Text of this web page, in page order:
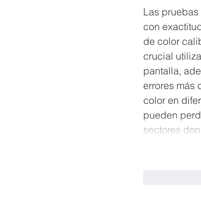
Las
con
de color
crucial
pantalla,
errores más
color en
pueden
sectores